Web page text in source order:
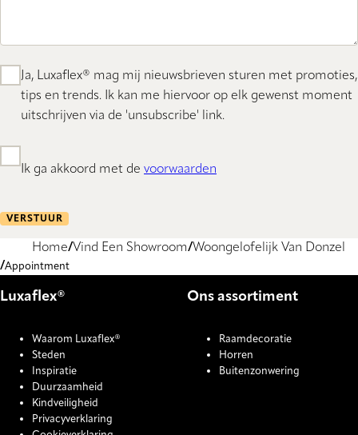
Ja, Luxaflex® mag mij nieuwsbrieven sturen met promoties,
tips en trends. Ik kan me hiervoor op elk gewenst moment
uitschrijven via de 'unsubscribe' link.
Ik ga akkoord met de voorwaarden
VERSTUUR
Home Vind Een Showroom Woongelofelijk Van Donzel
Appointment
Luxaflex®
Waarom Luxaflex®
Steden
Inspiratie
Duurzaamheid
Kindveiligheid
Privacyverklaring
Ons assortiment
Raamdecoratie
Horren
Buitenzonwering